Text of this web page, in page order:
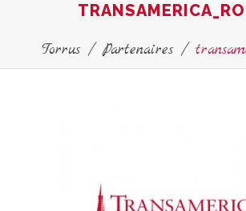
Torrus/Partenaires/